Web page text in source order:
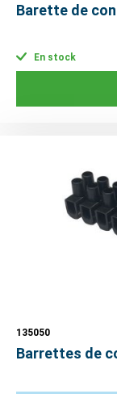
Barette de
En stock
135050
Barrettes de